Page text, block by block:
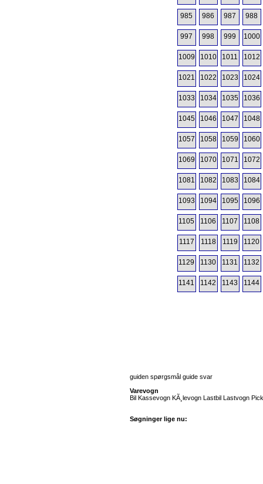
985 986 987 988
997 998 999 1000
1009 1010 1011 1012
1021 1022 1023 1024
1033 1034 1035 1036
1045 1046 1047 1048
1057 1058 1059 1060
1069 1070 1071 1072
1081 1082 1083 1084
1093 1094 1095 1096
1105 1106 1107 1108
1117 1118 1119 1120
1129 1130 1131 1132
1141 1142 1143 1144
guiden spørgsmål guide svar
Varevogn
Bil Kassevogn KÃ¸levogn Lastbil Lastvogn
Søgninger lige nu: